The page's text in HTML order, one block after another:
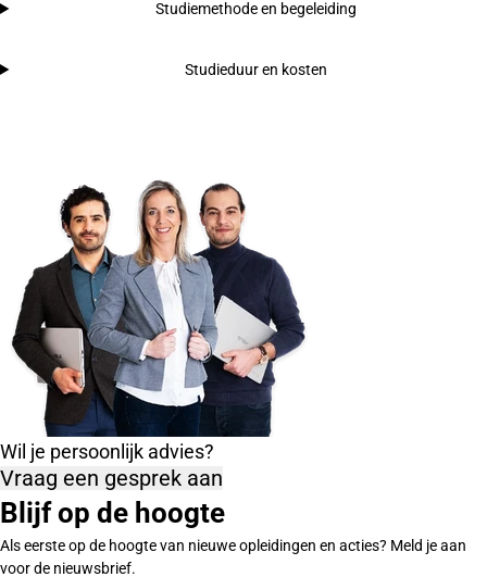
Studiemethode en begeleiding
Studieduur en kosten
Wil je persoonlijk advies?
Vraag een gesprek aan
Blijf op de hoogte
Als eerste op de hoogte van nieuwe opleidingen en acties? Meld je aan
voor de nieuwsbrief.